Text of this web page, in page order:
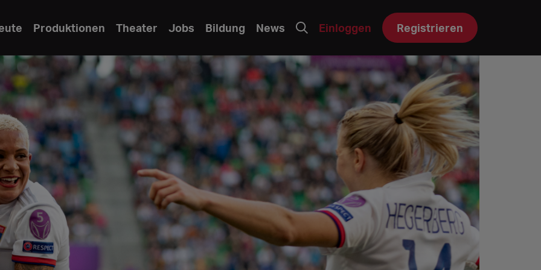
Produktionen Theater Jobs Bildung News Einloggen Registrieren